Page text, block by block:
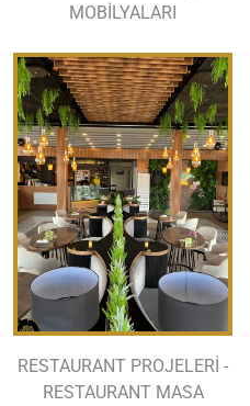
MOBİLYALARI
RESTAURANT PROJELERİ -
RESTAURANT MASA